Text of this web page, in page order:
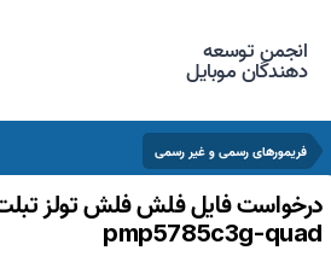
انجمن توسعه
دهندگان موبایل
فریمورهای رسمی و غیر رسمی
فایل فلش فلش تولز تبلت
pmp5785c3g-